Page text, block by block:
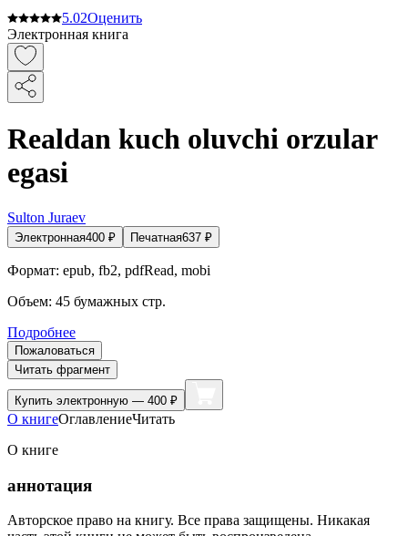
5.02Оценить
Электронная книга
Realdan kuch oluvchi orzular
egasi
Sulton Juraev
Электронная400 ₽ Печатная637 ₽
Формат: epub, fb2, pdfRead, mobi
Объем: 45 бумажных стр.
Подробнее
Пожаловаться
Читать фрагмент
Купить электронную — 400 ₽
О книгеОглавлениеЧитать
О книге
аннотация
Авторское право на книгу. Все права защищены. Никакая